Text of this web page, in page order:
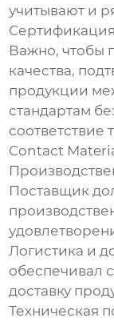
учитывают и
Сертификация
Важно, чтобы
качества,
продукции
стандартам
соответствие
Contact
Поставщик
Логистика и
обеспечивал
доставку
Техническая